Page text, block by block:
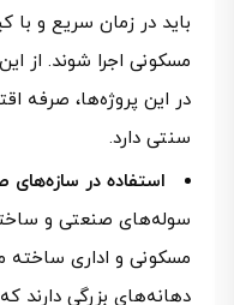
باید در زمان سریع و با
مسکونی اجرا شوند. از
در این پروژه‌ها، صرفه
سنتی دارد.
استفاده در سازه‌های
سوله‌های صنعتی و
مسکونی و اداری ساخته
دهانه‌های بزرگی دارند